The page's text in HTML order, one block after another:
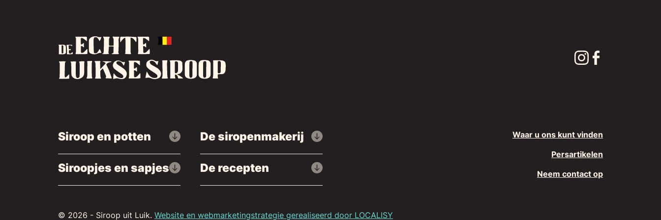
Siroop en potten
Siroopjes en sapjes
De siropenmakerij
De recepten
Waar u ons kunt vinden
Persartikelen
Neem contact op
© 2026 - Siroop uit Luik. Website en webmarketingstrategie gerealiseerd door LOCALISY